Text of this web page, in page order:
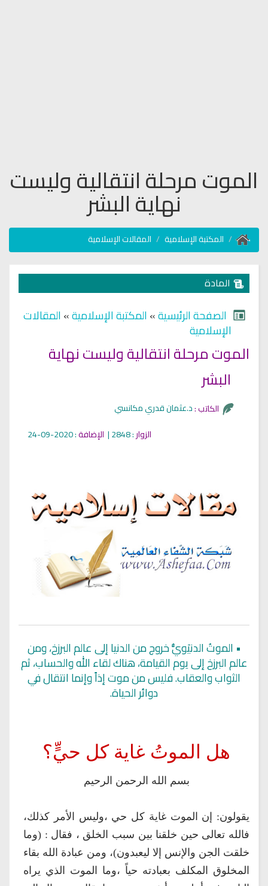
الموت مرحلة انتقالية وليست
نهاية البشر
المكتبة الإسلامية المقالات الإسلامية
المادة
الصفحة الرئيسية»المكتبة الإسلامية»المقالات
الإسلامية
الموت مرحلة انتقالية وليست نهاية
الكاتب :
الزوار: 2848 | الإضافة: 2020-09-24
• الموتُ الدنيَويُّ خروج من الدنيا إلى عالم البرزخ، ومن
عالم البرزخ إلى يوم القيامة، هناك لقاء الله والحساب، ثم
الثواب والعقاب. فليس من موت إذاً وإنما انتقال في
دوائر الحياة.
هل الموتُ غاية كل حيٍّ؟
بسم الله الرحمن الرحيم
يقولون: إن الموت غاية كل حي ،وليس الأمر كذلك،
فالله تعالى حين خلقنا بين سبب الخلق ، فقال : (وما
خلقت الجن والإنس إلا ليعبدون)، ومن عبادة الله بقاء
المخلوق المكلف بعبادته حياً ،وما الموت الذي يراه